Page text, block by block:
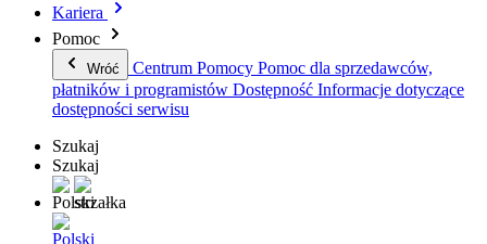
Kariera
Pomoc
Wróć Centrum Pomocy Pomoc dla sprzedawców,
płatników i programistów Dostępność Informacje dotyczące
dostępności serwisu
Szukaj
Szukaj